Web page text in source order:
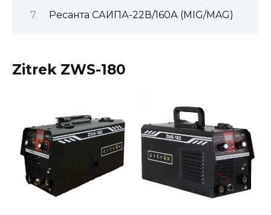
Ресанта САИПА-22В/160А (MIG/MAG)
Zitrek ZWS-180